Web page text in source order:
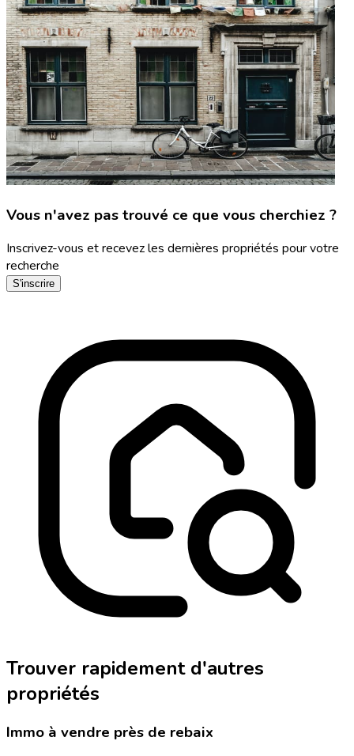
Vous n'avez pas trouvé ce que vous cherchiez ?
Inscrivez-vous et recevez les dernières propriétés pour votre
recherche
S'inscrire
Trouver rapidement d'autres
propriétés
Immo à vendre près de rebaix